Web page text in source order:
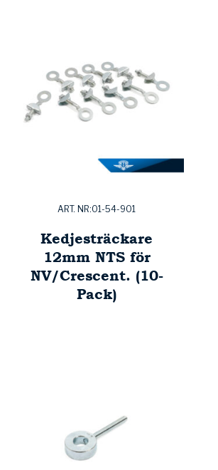
ART. NR:01-54-901
Kedjesträckare
12mm NTS för
NV/Crescent. (10-
Pack)